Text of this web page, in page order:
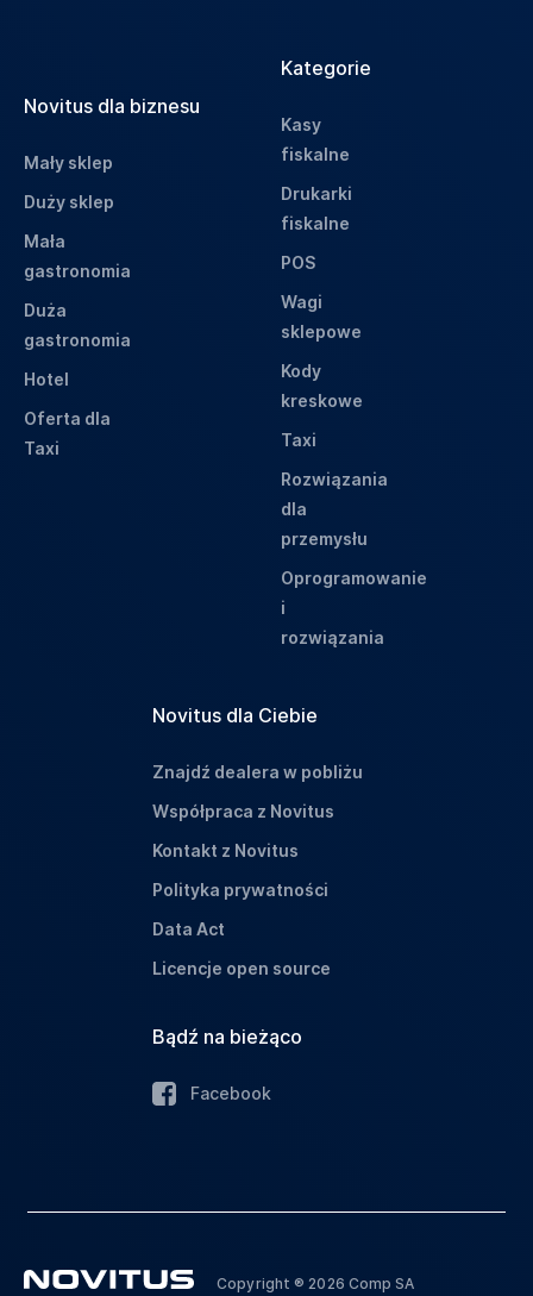
Novitus dla biznesu
Mały sklep
Duży sklep
Mała
gastronomia
Duża
gastronomia
Hotel
Oferta dla
Taxi
Kategorie
Kasy
fiskalne
Drukarki
fiskalne
POS
Wagi
sklepowe
Kody
kreskowe
Taxi
Rozwiązania
dla
przemysłu
Oprogramowanie
i
rozwiązania
Novitus dla Ciebie
Znajdź dealera w pobliżu
Współpraca z Novitus
Kontakt z Novitus
Polityka prywatności
Data Act
Licencje open source
Bądź na bieżąco
Facebook
Copyright ® 2026 Comp SA